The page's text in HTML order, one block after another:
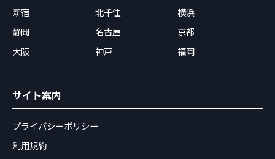
新宿
北千住
横浜
静岡
名古屋
京都
大阪
神戸 福岡
サイト案内
プライバシーポリシー
利用規約